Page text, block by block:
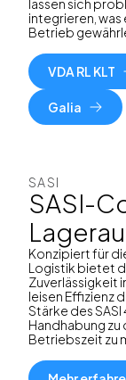
lassen sich
integrieren,
Betrieb
VDA RL KLT
Galia
SASI
SASI-
Konzipiert für
Logistik bietet
Zuverlässigkeit
leisen Effizienz
Stärke des
Handhabung zu
Betriebszeit zu